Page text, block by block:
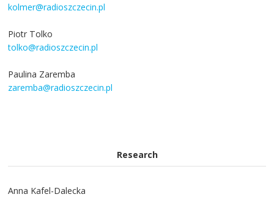
kolmer@radioszczecin.pl
Piotr Tolko
tolko@radioszczecin.pl
Paulina Zaremba
zaremba@radioszczecin.pl
Research
Anna Kafel-Dalecka